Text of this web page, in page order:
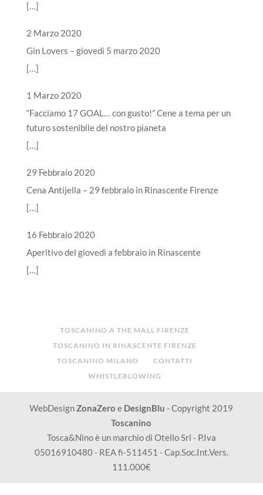
[…]
2 Marzo 2020
Gin Lovers – giovedì 5 marzo 2020
[…]
1 Marzo 2020
“Facciamo 17 GOAL… con gusto!” Cene a tema per un
futuro sostenibile del nostro pianeta
[…]
29 Febbraio 2020
Cena Antijella – 29 febbraio in Rinascente Firenze
[…]
16 Febbraio 2020
Aperitivo del giovedì a febbraio in Rinascente
[…]
TOSCANINO A THE MALL FIRENZE
TOSCANINO IN RINASCENTE FIRENZE
TOSCANINO MILANO
CONTATTI
WHISTLEBLOWING
WebDesignZonaZero e DesignBlu - Copyright 2019
Toscanino
Tosca&Nino è un marchio di Otello Srl - P.Iva
05016910480 - REA fi-511451 - Cap.Soc.Int.Vers.
111.000€